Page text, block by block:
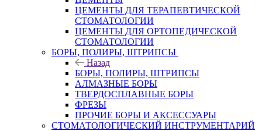
ЦЕМЕНТЫ ДЛЯ ТЕРАПЕВТИЧЕСКОЙ
СТОМАТОЛОГИИ
ЦЕМЕНТЫ ДЛЯ ОРТОПЕДИЧЕСКОЙ
СТОМАТОЛОГИИ
БОРЫ, ПОЛИРЫ, ШТРИПСЫ
Назад
БОРЫ, ПОЛИРЫ, ШТРИПСЫ
АЛМАЗНЫЕ БОРЫ
ТВЕРДОСПЛАВНЫЕ БОРЫ
ФРЕЗЫ
ПРОЧИЕ БОРЫ И АКСЕССУАРЫ
СТОМАТОЛОГИЧЕСКИЙ ИНСТРУМЕНТАРИЙ